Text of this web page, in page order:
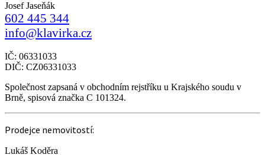
Josef Jaseňák
602 445 344
info@klavirka.cz
IČ: 06331033
DIČ: CZ06331033
Společnost zapsaná v obchodním rejstříku u Krajského soudu v
Brně, spisová značka C 101324.
Prodejce nemovitostí:
Lukáš Koděra